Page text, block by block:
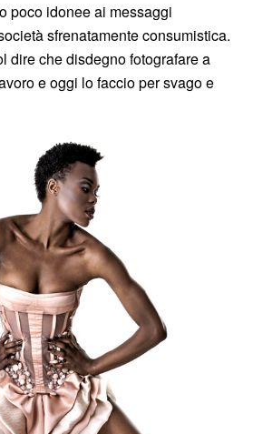
poco idonee ai messaggi
sfrenatamente consumistica.
dire che disdegno fotografare a
e oggi lo faccio per svago e